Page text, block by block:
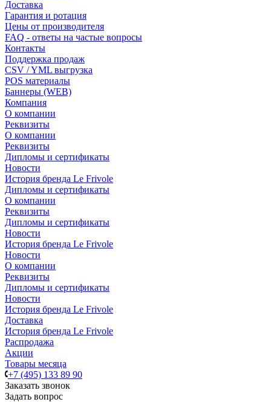
Доставка
Гарантия и ротация
Цены от производителя
FAQ - ответы на частые вопросы
Контакты
Поддержка продаж
CSV / YML выгрузка
POS материалы
Баннеры (WEB)
Компания
О компании
Реквизиты
О компании
Реквизиты
Дипломы и сертификаты
Новости
История бренда Le Frivole
Дипломы и сертификаты
О компании
Реквизиты
Дипломы и сертификаты
Новости
История бренда Le Frivole
Новости
О компании
Реквизиты
Дипломы и сертификаты
Новости
История бренда Le Frivole
Доставка
История бренда Le Frivole
Распродажа
Акции
Товары месяца
+7 (495) 133 89 90
Заказать звонок
Задать вопрос